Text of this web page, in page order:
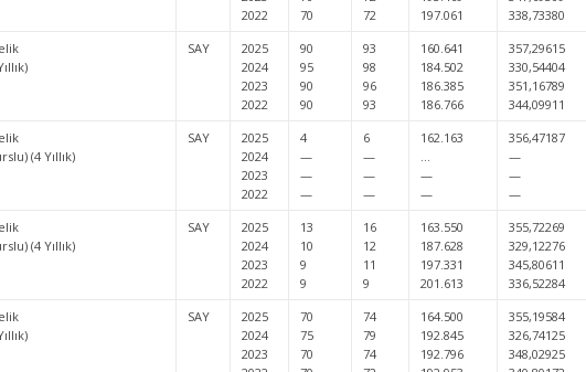
2022
70
72
197.061
338,73380
SAY
2025
2024
2023
2022
90
95
90
90
93
98
96
93
160.641
184.502
186.385
186.766
357,29615
330,54404
351,16789
344,09911
(4 Yıllık)
SAY
2025
2024
2023
2022
4
—
—
—
6
—
—
—
162.163
…
—
—
356,47187
—
—
—
(4 Yıllık)
SAY
2025
2024
2023
2022
13
10
9
9
16
12
11
9
163.550
187.628
197.331
201.613
355,72269
329,12276
345,80611
336,52284
SAY
2025
2024
2023
70
75
70
74
79
74
164.500
192.845
192.796
355,19584
326,74125
348,02925